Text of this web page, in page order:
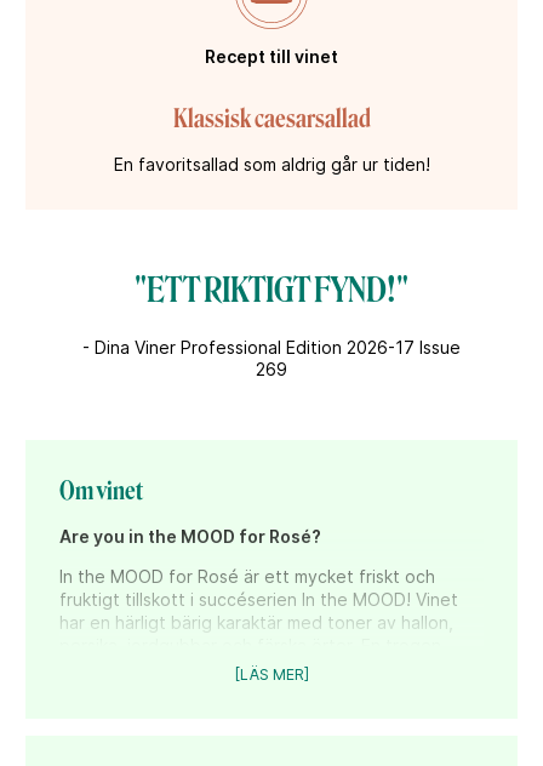
Recept till vinet
Klassisk caesarsallad
En favoritsallad som aldrig går ur tiden!
"ETT RIKTIGT FYND!"
- Dina Viner Professional Edition 2026-17 Issue
269
Om vinet
Are you in the MOOD for Rosé?
In the MOOD for Rosé är ett mycket friskt och
fruktigt tillskott i succéserien In the MOOD! Vinet
har en härligt bärig karaktär med toner av hallon,
följeslagare till rätter av fisk och skaldjur,
[LÄS MER]